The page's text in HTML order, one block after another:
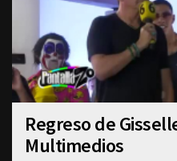
Regreso de
Multimedios